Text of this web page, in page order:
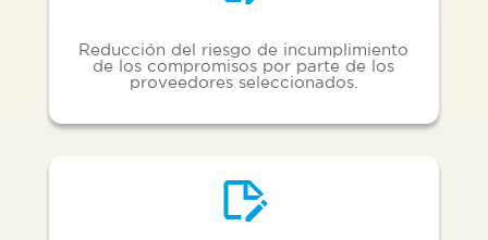
Reducción del riesgo de incumplimiento
de los compromisos por parte de los
proveedores seleccionados.